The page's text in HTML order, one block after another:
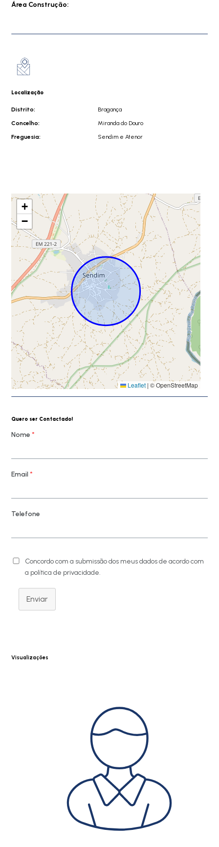
Área Construção:
Localização
Distrito:
Bragança
Concelho:
Miranda do Douro
Freguesia:
Sendim e Atenor
+
−
Leaflet | © OpenStreetMap
Quero ser Contactado!
Nome *
Email*
Telefone
Concordo com a submissão dos meus dados de acordo com
a política de privacidade.
Enviar
Visualizações